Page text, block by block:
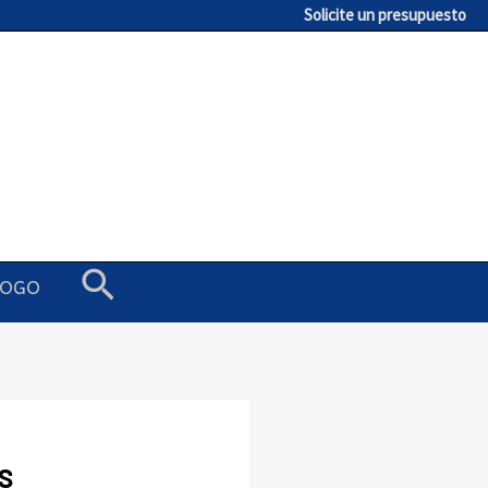
Solicite un presupuesto
Buscar